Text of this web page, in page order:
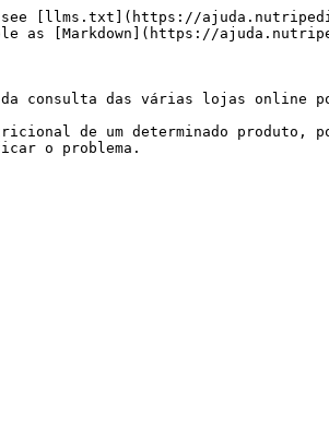
see [llms.txt](https://
as [Markdown](https://
consulta das várias lojas online
de um determinado